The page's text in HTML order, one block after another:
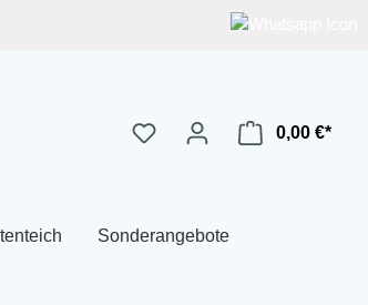
0,00 €*
Sonderangebote